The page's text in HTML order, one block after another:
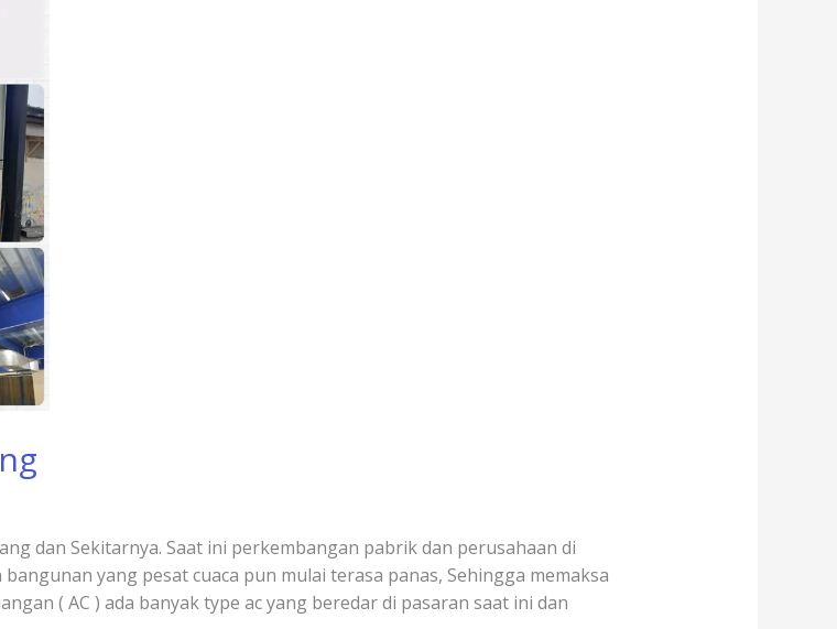
dan Sekitarnya. Saat ini perkembangan pabrik dan perusahaan di
yang pesat cuaca pun mulai terasa panas, Sehingga memaksa
( AC ) ada banyak type ac yang beredar di pasaran saat ini dan